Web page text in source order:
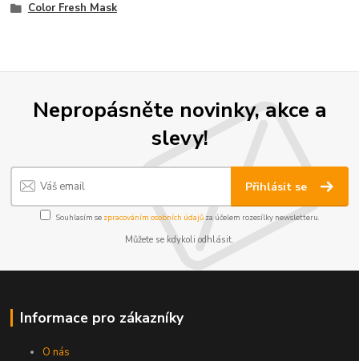
Color Fresh Mask
Nepropásněte novinky, akce a
slevy!
Přihlásit se
Souhlasím se zpracováním osobních údajůza účelem rozesílky newsletteru.
Můžete se kdykoli odhlásit.
Informace pro zákazníky
O nás